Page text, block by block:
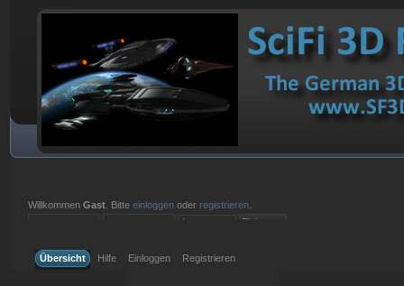
WillkommenGast . Bitteeinloggen oder registrieren
Übersicht
Hilfe Einloggen Registrieren